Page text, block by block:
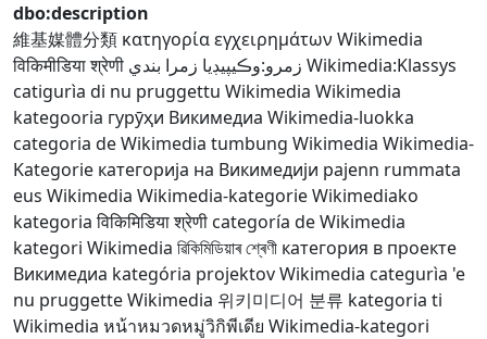
dbo:description
維基媒體分類 κατηγορία εγχειρημάτων Wikimedia
विकिमीडिया श्रेणी زمرو:وڪيپيڊيا زمرا بندي Wikimedia:Klassys
catigurìa di nu pruggettu Wikimedia Wikimedia
kategooria гурӯҳи Викимедиа Wikimedia-luokka
categoria de Wikimedia tumbung Wikimedia Wikimedia-
Kategorie категорија на Викимедији pajenn rummata
eus Wikimedia Wikimedia-kategorieWikimediako
kategoria विकिमिडिया श्रेणी categoría de Wikimedia
kategori Wikimedia ৱিকিমিডিয়াৰ শ্ৰেণী категория в проекте
Викимедиа kategória projektov Wikimedia categurìa 'e
nu pruggette Wikimedia 위키미디어 분류 kategoria ti
Wikimedia หน้าหมวดหมู่วิกิพีเดีย Wikimedia-kategori